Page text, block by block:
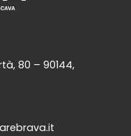
80 – 90144,